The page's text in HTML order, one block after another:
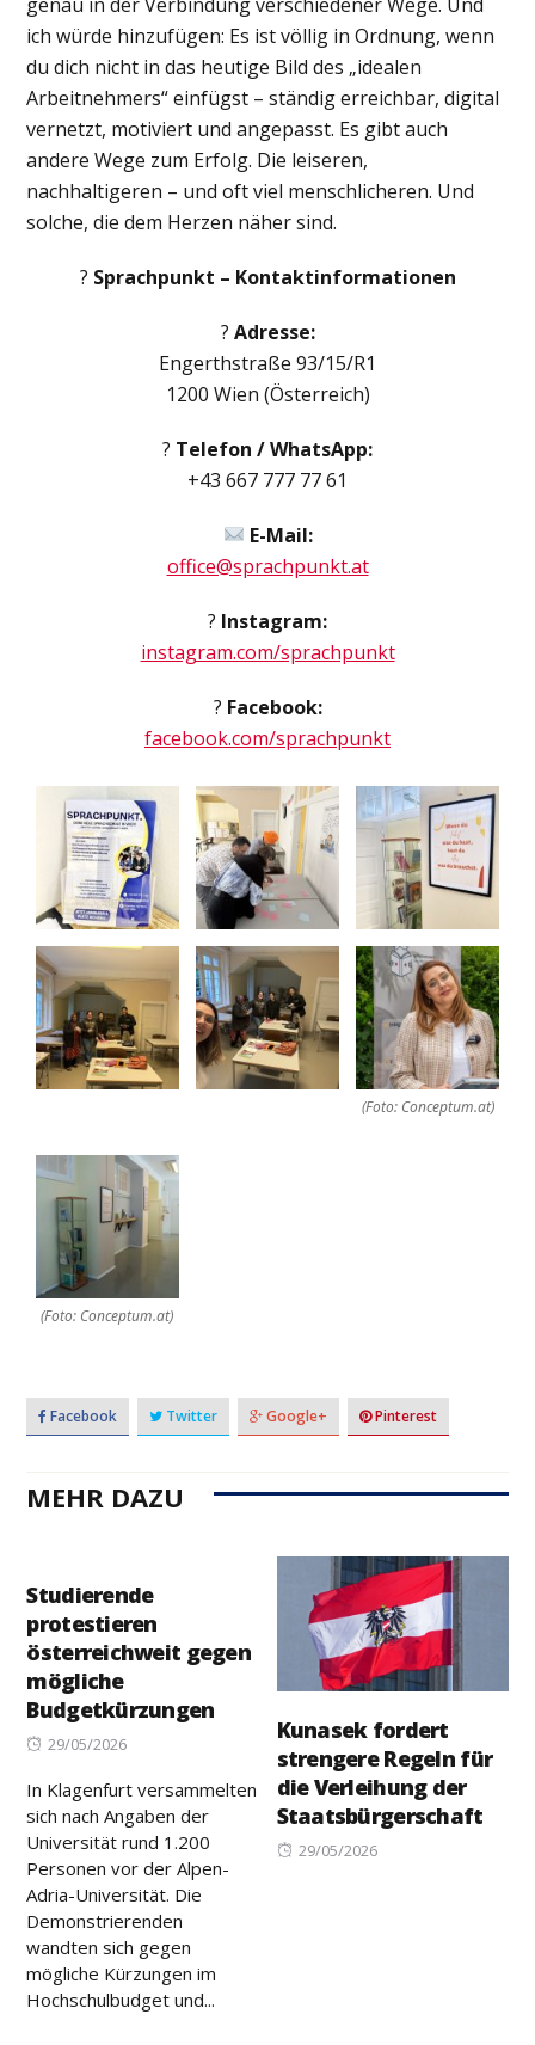
ich würde hinzufügen: Es ist völlig in Ordnung, wenn
du dich nicht in das heutige Bild des „idealen
Arbeitnehmers“ einfügst – ständig erreichbar, digital
vernetzt, motiviert und angepasst. Es gibt auch
andere Wege zum Erfolg. Die leiseren,
nachhaltigeren – und oft viel menschlicheren. Und
solche, die dem Herzen näher sind.
? Sprachpunkt – Kontaktinformationen
? Adresse:
Engerthstraße 93/15/R1
1200 Wien (Österreich)
? Telefon / WhatsApp:
+43 667 777 77 61
E-Mail:
office@sprachpunkt.at
? Instagram:
instagram.com/sprachpunkt
? Facebook:
facebook.com/sprachpunkt
(Foto: Conceptum.at)
(Foto: Conceptum.at)
Facebook Twitter Google+ Pinterest
MEHR DAZU
Studierende
protestieren
österreichweit gegen
mögliche
Budgetkürzungen
Posted
29/05/2026
In Klagenfurt versammelten
sich nach Angaben der
Universität rund 1.200
Personen vor der Alpen-
Adria-Universität. Die
Demonstrierenden
wandten sich gegen
mögliche Kürzungen im
Hochschulbudget und...
Kunasek fordert
strengere Regeln für
die Verleihung der
Staatsbürgerschaft
Posted
29/05/2026